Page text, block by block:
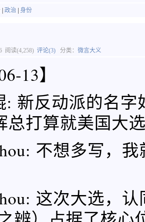
政治 身份
阅读(4,258) 评论(3) 分类： 微言大义
13】
: 新反动派的名
总打算就美国大
不想多写，
这次大选，